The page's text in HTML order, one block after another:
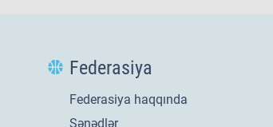
Federasiya
Federasiya haqqında
Sənədlər